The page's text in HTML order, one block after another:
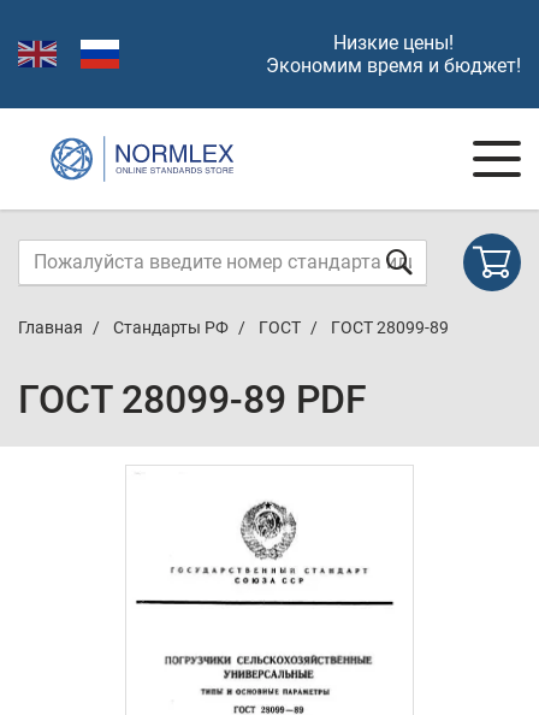
Низкие цены!
Экономим время и бюджет!
Главная Стандарты РФ ГОСТ ГОСТ 28099-89
ГОСТ 28099-89 PDF